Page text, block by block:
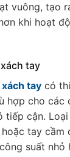
vuông, tạo
khi hoạt
tay
tay có
hợp cho các
cận.
tay cầm
suất nhỏ